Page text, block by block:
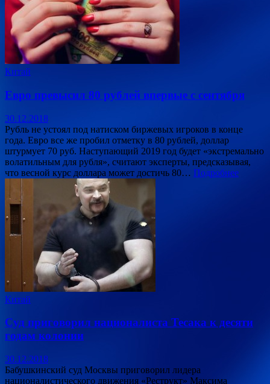
Китай
Евро превысил 80 рублей впервые с сентября
30.12.2018
Рубль не устоял под натиском биржевых игроков в конце
года. Евро все же пробил отметку в 80 рублей, доллар
штурмует 70 руб. Наступающий 2019 год будет «экстремально
волатильным для рубля», считают эксперты, предсказывая,
что весной курс доллара может достичь 80… Подробнее
Китай
Суд приговорил националиста Тесака к десяти
годам колонии
30.12.2018
Бабушкинский суд Москвы приговорил лидера
националистического движения «Реструкт» Максима